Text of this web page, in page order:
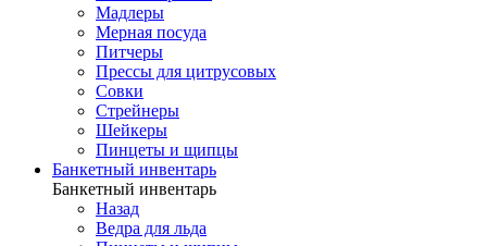
Мадлеры
Мерная посуда
Питчеры
Прессы для цитрусовых
Совки
Стрейнеры
Шейкеры
Пинцеты и щипцы
Банкетный инвентарь
Банкетный инвентарь
Назад
Ведра для льда